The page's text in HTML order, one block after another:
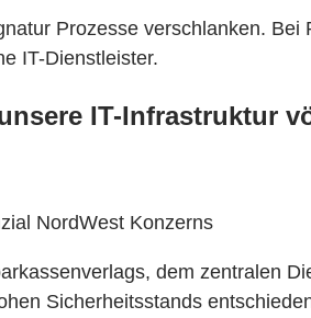
Prozesse verschlanken.
IT-Dienstleister.
IT-Infrastruktur
NordWest Konzerns
dem zentralen
Sicherheitsstands